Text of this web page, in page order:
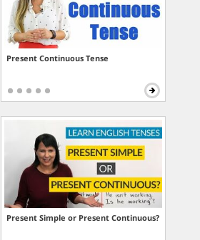
Present Continuous Tense
Present Simple or Present Continuous?